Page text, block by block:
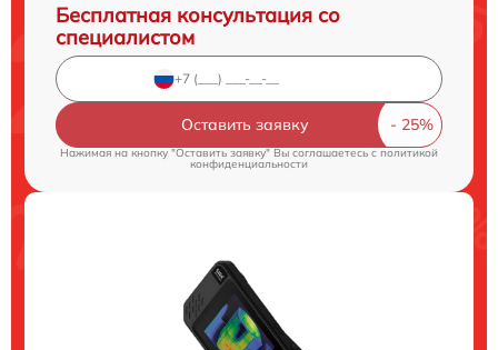
Бесплатная консультация со
специалистом
Оставить заявку
Нажимая на кнопку "Оставить заявку" Вы соглашаетесь cполитикой
конфиденциальности